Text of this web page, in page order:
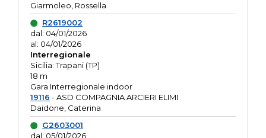
Giarmoleo, Rossella
R2619002
dal: 04/01/2026
al: 04/01/2026
Interregionale
Sicilia: Trapani (TP)
18 m
Gara Interregionale indoor
19116 - ASD COMPAGNIA ARCIERI ELIMI
Daidone, Caterina
G2603001
dal: 05/01/2026